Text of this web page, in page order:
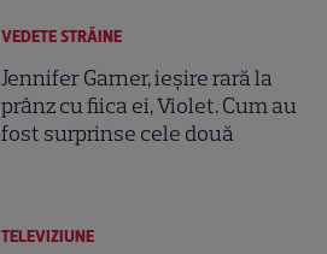
VEDETE STRĂINE
Jennifer Garner, ieșire rară la
prânz cu fiica ei, Violet. Cum au
fost surprinse cele două
TELEVIZIUNE